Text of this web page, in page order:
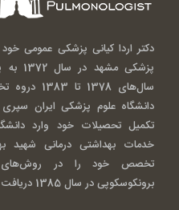
دکتر اردا کیانی پزشکی عمومی خود
پزشکی
سال‌های
دانشگاه علوم پزشکی ایران
تکمیل تحصیلات خود وارد
خدمات بهداشتی درمانی
تخصص خود را در روش‌های
برونکوسکوپی در سال 1385 دریافت کرد.